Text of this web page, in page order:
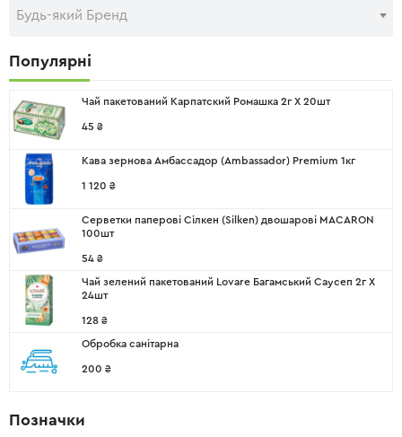
Будь-який Бренд
Популярні
Чай пакетований Карпатский Ромашка 2г X 20шт
45 ₴
Кава зернова Амбассадор (Ambassador) Premium 1кг
1 120 ₴
Серветки паперові Сілкен (Silken) двошарові MACARON
100шт
54 ₴
Чай зелений пакетований Lovare Багамський Саусеп 2г X
24шт
128 ₴
Обробка санітарна
200 ₴
Позначки